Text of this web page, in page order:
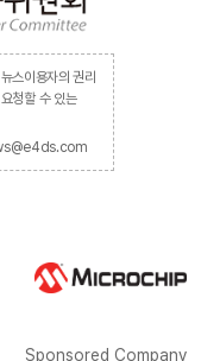
스이용자의 권리
청할 수 있는
Sponsored Company